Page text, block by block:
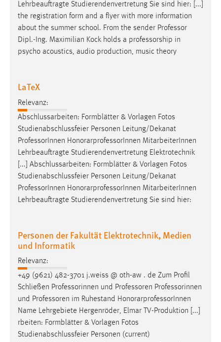
Lehrbeauftragte Studierendenvertretung Sie sind hier: [...]
the registration form and a flyer with more information
about the summer school. From the sender Professor
Dipl.-Ing. Maximilian Kock holds a professorship in
psycho acoustics, audio production, music theory
LaTeX
Relevanz:
Abschlussarbeiten: Formblätter & Vorlagen Fotos
Studienabschlussfeier Personen Leitung/Dekanat
Professor Innen HonorarprofessorInnen MitarbeiterInnen
Lehrbeauftragte Studierendenvertretung Elektrotechnik
[...] Abschlussarbeiten: Formblätter & Vorlagen Fotos
Studienabschlussfeier Personen Leitung/Dekanat
Professor Innen HonorarprofessorInnen MitarbeiterInnen
Lehrbeauftragte Studierendenvertretung Sie sind hier:
Personen der Fakultät Elektrotechnik, Medien
und Informatik
Relevanz:
+49 (9621) 482-3701 j.weiss @ oth-aw . de Zum Profil
Schließen Professorinnen und Professoren Professorinnen
und Professoren im Ruhestand HonorarprofessorInnen
Name Lehrgebiete Hergenröder, Elmar TV-Produktion [...]
rbeiten: Formblätter & Vorlagen Fotos
Studienabschlussfeier Personen (current)
Zweck:
Wird benötigt um die Chatfunktion nutzen zu können.
Cookie Laufzeit:
MibewSessionID, mibew-chat-frame-style-
Login
Name:
fe_user, be_user, be_lastLoginProvider
Zweck:
Dieser Cookie ist notwendig um sich an der Website
einloggen zu können.
Cookie Laufzeit:
24 Stunden
STATISTIK
Diese Informationen helfen uns zu verstehen, wie
unsere Besucher unsere Website nutzen.
Matomo
Name:
_pk_ref, _pk_cvar, _pk_id, _pk_ses